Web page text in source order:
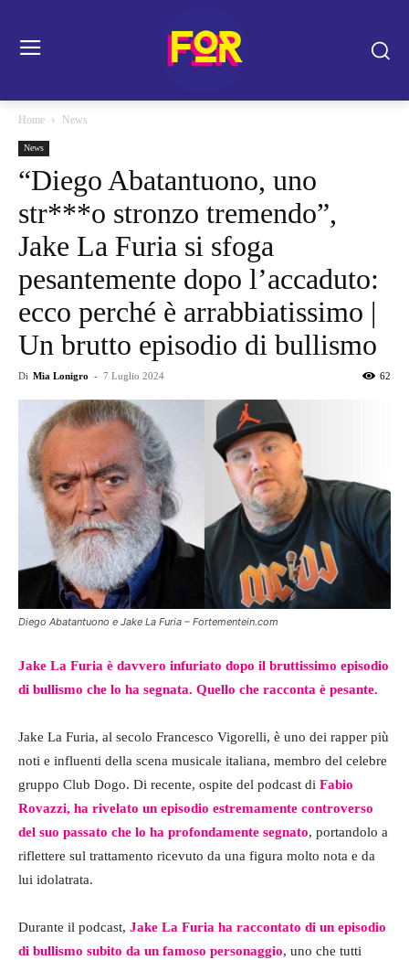
Home News
News
“Diego Abatantuono, uno
str***o stronzo tremendo”,
Jake La Furia si sfoga
pesantemente dopo l’accaduto:
ecco perché è arrabbiatissimo |
Un brutto episodio di bullismo
Di Mia Lonigro - 7 Luglio 2024 62
Diego Abatantuono e Jake La Furia – Fortementein.com
Jake La Furia è davvero infuriato dopo il bruttissimo episodio
di bullismo che lo ha segnata. Quello che racconta è pesante.
Jake La Furia, al secolo Francesco Vigorelli, è uno dei rapper più
noti e influenti della scena musicale italiana, membro del celebre
gruppo Club Dogo. Di recente, ospite del podcast di Fabio
Rovazzi, ha rivelato un episodio estremamente controverso
del suo passato che lo ha profondamente segnato, portandolo a
riflettere sul trattamento ricevuto da una figura molto nota e da
lui idolatrata.
Durante il podcast, Jake La Furia ha raccontato di un episodio
di bullismo subito da un famoso personaggio, uno che tutti